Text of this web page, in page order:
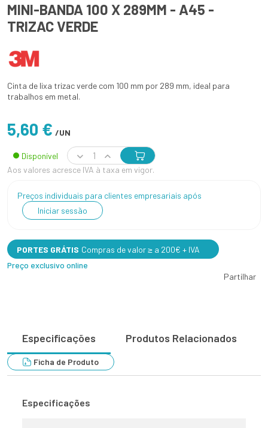
MINI-BANDA 100 X 289MM - A45 -
TRIZAC VERDE
Cinta de lixa trizac verde com 100 mm por 289 mm, ideal para
trabalhos em metal.
5,60 € /UN
Disponível
Aos valores acresce IVA à taxa em vigor.
Preços individuais para clientes empresariais após
Iniciar sessão
PORTES GRÁTIS Compras de valor ≥ a 200€ + IVA
Preço exclusivo online
Partilhar
Especificações Produtos Relacionados
Ficha de Produto
Especificações